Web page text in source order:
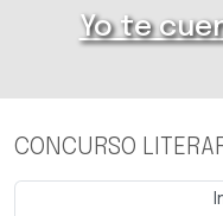
Yo te
CONCURSO